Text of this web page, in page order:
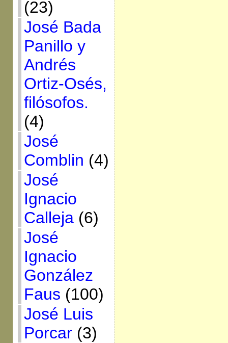
(23)
José Bada
Panillo y
Andrés
Ortiz-Osés,
filósofos.
(4)
José
Comblin (4)
José
Ignacio
Calleja(6)
José
Ignacio
González
Faus (100)
José Luis
Porcar(3)